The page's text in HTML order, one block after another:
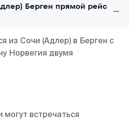
Берген прямой рейс
из Сочи (Адлер) в Берген с
Норвегия двумя
могут встречаться